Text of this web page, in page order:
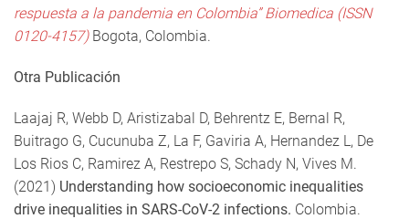
respuesta a la pandemia en Colombia” Biomedica (ISSN
0120-4157)Bogota, Colombia.
Otra Publicación
Laajaj R, Webb D, Aristizabal D, Behrentz E, Bernal R,
Buitrago G, Cucunuba Z, La F, Gaviria A, Hernandez L, De
Los Rios C, Ramirez A, Restrepo S, Schady N, Vives M.
(2021) Understanding how socioeconomic inequalities
drive inequalities in SARS-CoV-2 infections. Colombia.